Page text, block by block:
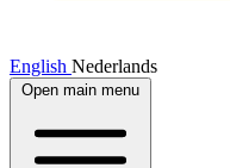
English Nederlands
Open main menu